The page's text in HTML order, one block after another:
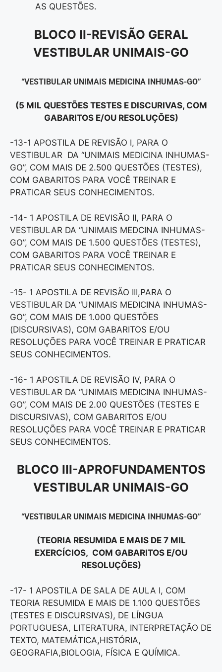
AS QUESTÕES.
BLOCO II-REVISÃO GERAL
VESTIBULAR UNIMAIS-GO
“VESTIBULAR UNIMAIS MEDICINA INHUMAS-GO”
(5 MIL QUESTÕES TESTES E DISCURIVAS, COM
GABARITOS E/OU RESOLUÇÕES)
-13-1 APOSTILA DE REVISÃO I, PARA O
VESTIBULAR DA “UNIMAIS MEDICINA INHUMAS-
GO”, COM MAIS DE 2.500 QUESTÕES (TESTES),
COM GABARITOS PARA VOCÊ TREINAR E
PRATICAR SEUS CONHECIMENTOS.
-14- 1 APOSTILA DE REVISÃO II, PARA O
VESTIBULAR DA “UNIMAIS MEDCINA INHUMAS-
GO”, COM MAIS DE 1.500 QUESTÕES (TESTES),
COM GABARITOS PARA VOCÊ TREINAR E
PRATICAR SEUS CONHECIMENTOS.
-15- 1 APOSTILA DE REVISÃO III,PARA O
VESTIBULAR DA “UNIMAIS MEDICINA INHUMAS-
GO”, COM MAIS DE 1.000 QUESTÕES
(DISCURSIVAS), COM GABARITOS E/OU
RESOLUÇÕES PARA VOCÊ TREINAR E PRATICAR
SEUS CONHECIMENTOS.
-16- 1 APOSTILA DE REVISÃO IV, PARA O
VESTIBULAR DA “UNIMAIS MEDICINA INHUMAS-
GO”, COM MAIS DE 2.00 QUESTÕES (TESTES E
DISCURSIVAS), COM GABARITOS E/OU
RESOLUÇÕES PARA VOCÊ TREINAR E PRATICAR
SEUS CONHECIMENTOS.
BLOCO III-APROFUNDAMENTOS
VESTIBULAR UNIMAIS-GO
“VESTIBULAR UNIMAIS MEDICINA INHUMAS-GO”
(TEORIA RESUMIDA E MAIS DE 7 MIL
EXERCÍCIOS, COM GABARITOS E/OU
RESOLUÇÕES)
-17- 1 APOSTILA DE SALA DE AULA I, COM
TEORIA RESUMIDA E MAIS DE 1.100 QUESTÕES
(TESTES E DISCURSIVAS), DE LÍNGUA
PORTUGUESA, LITERATURA, INTERPRETAÇÃO DE
TEXTO, MATEMÁTICA,HISTÓRIA,
GEOGRAFIA,BIOLOGIA, FÍSICA E QUÍMICA.